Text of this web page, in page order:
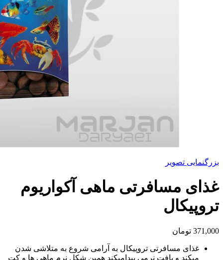
بزرگنمایی تصویر
غذای مسافرتی ماهی آکواریوم
تروپیکال
371,000 تومان
غذای مسافرتی تروپیکال به آرامی شروع به متلاشی شدن
میکند و بافت نرمی پیدامیکند همین شکل نرم ماهی ها و کت